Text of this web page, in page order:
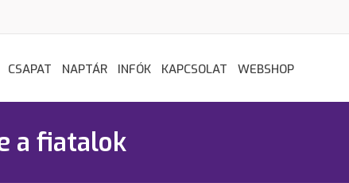
CSAPAT NAPTÁR INFÓK KAPCSOLAT WEBSHOP
a fiatalok